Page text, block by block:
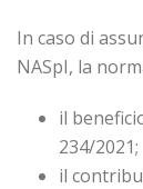
In caso di
NASpI, la
il
234/2021;
il